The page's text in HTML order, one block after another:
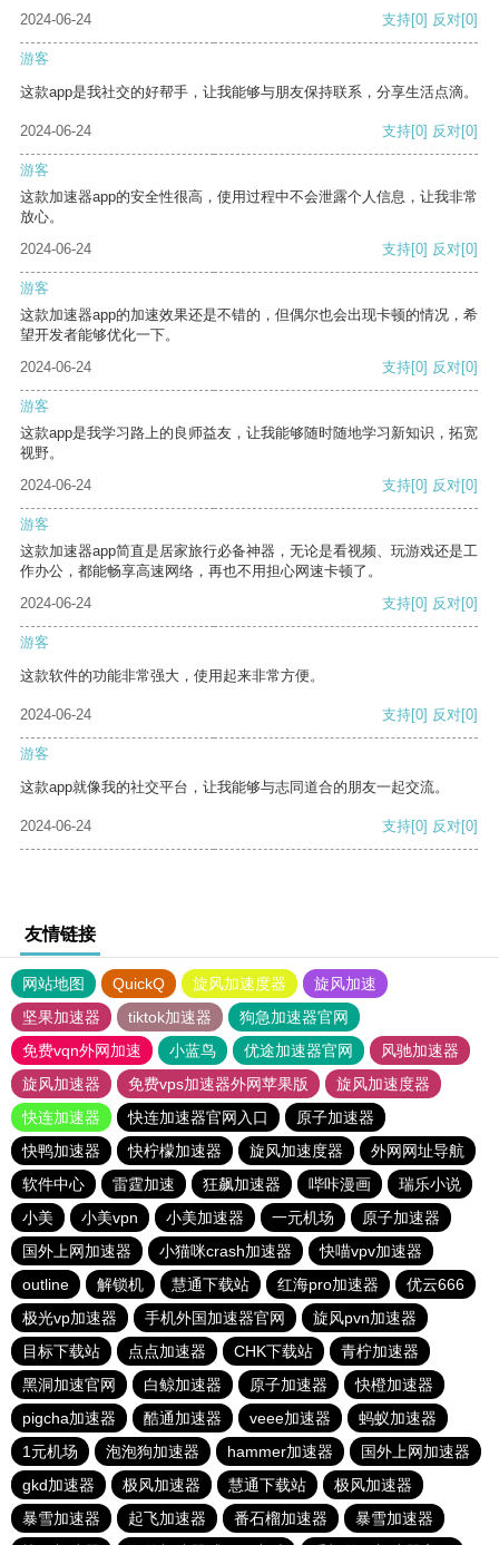
2024-06-24
支持[0] 反对[0]
游客
这款app是我社交的好帮手，让我能够与朋友保持联系，分享生活点滴。
2024-06-24 支持[0] 反对[0]
游客
这款加速器app的安全性很高，使用过程中不会泄露个人信息，让我非常
放心。
2024-06-24
支持[0] 反对[0]
游客
这款加速器app的加速效果还是不错的，但偶尔也会出现卡顿的情况，希
望开发者能够优化一下。
2024-06-24
支持[0] 反对[0]
游客
这款app是我学习路上的良师益友，让我能够随时随地学习新知识，拓宽
视野。
2024-06-24
支持[0] 反对[0]
游客
这款加速器app简直是居家旅行必备神器，无论是看视频、玩游戏还是工
作办公，都能畅享高速网络，再也不用担心网速卡顿了。
2024-06-24
支持[0] 反对[0]
游客
这款软件的功能非常强大，使用起来非常方便。
2024-06-24 支持[0] 反对[0]
游客
这款app就像我的社交平台，让我能够与志同道合的朋友一起交流。
2024-06-24 支持[0] 反对[0]
友情链接
网站地图 QuickQ 旋风加速度器
旋风加速
坚果加速器
tiktok加速器
狗急加速器官网
免费vqn外网加速
小蓝鸟 优途加速器官网
风驰加速器
旋风加速器
免费vps加速器外网苹果版
旋风加速度器
快连加速器
快连加速器官网入口
原子加速器
快鸭加速器
快柠檬加速器 旋风加速度器
外网网址导航
软件中心
雷霆加速 狂飙加速器 哔咔漫画
瑞乐小说
小美
小美vpn 小美加速器 一元机场
原子加速器
国外上网加速器
小猫咪crash加速器
快喵vpv加速器
outline
解锁机 慧通下载站 红海pro加速器
优云666
极光vp加速器
手机外国加速器官网
旋风pvn加速器
目标下载站
点点加速器 CHK下载站
青柠加速器
黑洞加速官网
白鲸加速器 原子加速器
快橙加速器
pigcha加速器
酷通加速器 veee加速器
蚂蚁加速器
1元机场
泡泡狗加速器 hammer加速器
国外上网加速器
gkd加速器
极风加速器 慧通下载站
极风加速器
暴雪加速器
起飞加速器 番石榴加速器
暴雪加速器